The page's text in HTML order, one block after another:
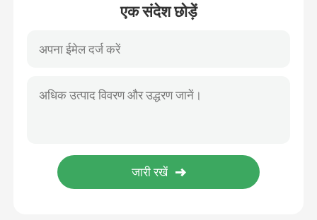
रासायनिक स्तंभ
एक संदेश छोड़ें